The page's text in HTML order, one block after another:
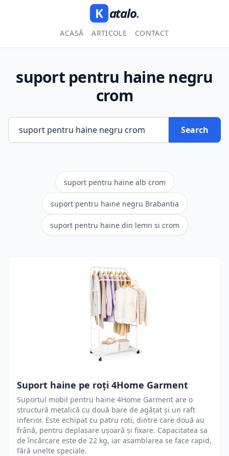
K atalo.
ACASĂ ARTICOLE CONTACT
suport pentru haine negru
crom
Search
suport pentru haine alb crom
suport pentru haine negru Brabantia
suport pentru haine din lemn si crom
Suport haine pe roți 4Home Garment
Suportul mobil pentru haine 4Home Garment are o
structură metalică cu două bare de agățat și un raft
inferior. Este echipat cu patru roti, dintre care două au
frână, pentru deplasare ușoară și fixare. Capacitatea sa
de încărcare este de 22 kg, iar asamblarea se face rapid,
fără unelte speciale.